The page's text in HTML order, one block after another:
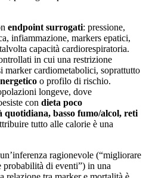
endpoint surrogati: pressione,
infiammazione, markers epatici,
capacità cardiorespiratoria.
in cui una restrizione
marker cardiometabolici, soprattutto
o profilo di rischio.
longeve, dove
con dieta poco
quotidiana, basso fumo/alcol, reti
tutto alle calorie è una
ragionevole (“migliorare
di eventi”) in una